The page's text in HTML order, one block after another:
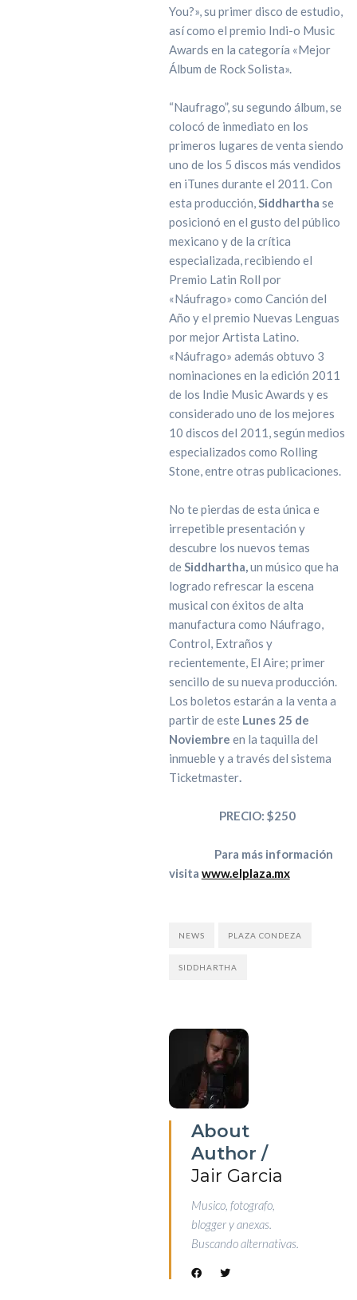
You?», su primer disco de estudio,
así como el premio Indi-o Music
Awards en la categoría «Mejor
Álbum de Rock Solista».
“Naufrago”, su segundo álbum, se
colocó de inmediato en los
primeros lugares de venta siendo
uno de los 5 discos más vendidos
en iTunes durante el 2011. Con
esta producción,Siddhartha se
posicionó en el gusto del público
mexicano y de la crítica
especializada, recibiendo el
Premio Latin Roll por
«Náufrago» como Canción del
Año y el premio Nuevas Lenguas
por mejor Artista Latino.
«Náufrago» además obtuvo 3
nominaciones en la edición 2011
de los Indie Music Awards y es
considerado uno de los mejores
10 discos del 2011, según medios
especializados como Rolling
Stone, entre otras publicaciones.
No te pierdas de esta única e
irrepetible presentación y
descubre los nuevos temas
deSiddhartha,un músico que ha
logrado refrescar la escena
musical con éxitos de alta
manufactura como Náufrago,
Control, Extraños y
recientemente, El Aire; primer
sencillo de su nueva producción.
Los boletos estarán a la venta a
partir de este Lunes 25 de
Noviembre en la taquilla del
inmueble y a través del sistema
Ticketmaster.
PRECIO: $250
Para más información
visita www.elplaza.mx
NEWS PLAZA CONDEZA
SIDDHARTHA
About
Author /
Jair Garcia
Musico, fotografo,
blogger y anexas.
Buscando alternativas.